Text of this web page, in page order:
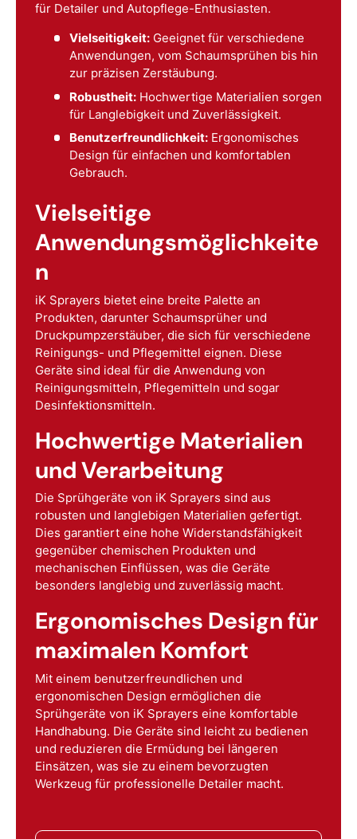
für Detailer und Autopflege-Enthusiasten.
Vielseitigkeit:Geeignet für verschiedene
Anwendungen, vom Schaumsprühen bis hin
zur präzisen Zerstäubung.
Robustheit:Hochwertige Materialien sorgen
für Langlebigkeit und Zuverlässigkeit.
Benutzerfreundlichkeit:Ergonomisches
Design für einfachen und komfortablen
Gebrauch.
Vielseitige
Anwendungsmöglichkeite
n
iK Sprayers bietet eine breite Palette an
Produkten, darunter Schaumsprüher und
Druckpumpzerstäuber, die sich für verschiedene
Reinigungs- und Pflegemittel eignen. Diese
Geräte sind ideal für die Anwendung von
Reinigungsmitteln, Pflegemitteln und sogar
Desinfektionsmitteln.
Hochwertige Materialien
und Verarbeitung
Die Sprühgeräte von iK Sprayers sind aus
robusten und langlebigen Materialien gefertigt.
Dies garantiert eine hohe Widerstandsfähigkeit
gegenüber chemischen Produkten und
mechanischen Einflüssen, was die Geräte
besonders langlebig und zuverlässig macht.
Ergonomisches Design für
maximalen Komfort
Mit einem benutzerfreundlichen und
ergonomischen Design ermöglichen die
Sprühgeräte von iK Sprayers eine komfortable
Handhabung. Die Geräte sind leicht zu bedienen
und reduzieren die Ermüdung bei längeren
Einsätzen, was sie zu einem bevorzugten
Werkzeug für professionelle Detailer macht.